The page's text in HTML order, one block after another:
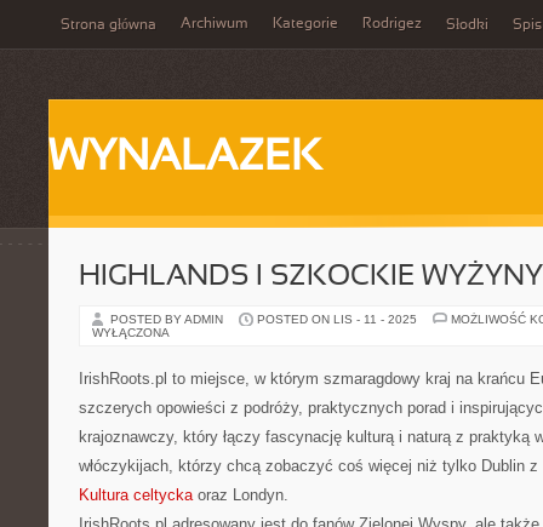
Strona główna Archiwum Kategorie Rodrigez Słodki Spis
WYNALAZEK
HIGHLANDS I SZKOCKIE WYŻYNY
POSTED BY ADMIN POSTED ON LIS - 11 - 2025
MOŻLIWOŚĆ
WYŁĄCZONA
IrishRoots.pl to miejsce, w którym szmaragdowy kraj na krańcu
szczerych opowieści z podróży, praktycznych porad i
krajoznawczy, który łączy fascynację kulturą i naturą z praktyką
włóczykijach, którzy chcą zobaczyć coś więcej niż tylko Dublin z
Kultura celtyckaoraz Londyn.